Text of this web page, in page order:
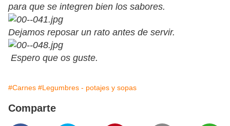
para que se integren bien los sabores.
Dejamos reposar un rato antes de servir.
Espero que os guste.
#Carnes #Legumbres - potajes y sopas
Comparte